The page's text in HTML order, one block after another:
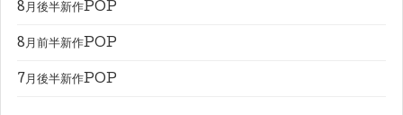
8月後半新作POP
8月前半新作POP
7月後半新作POP